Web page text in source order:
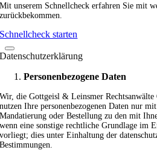
Mit unserem Schnellcheck erfahren Sie mit
zurückbekommen.
Schnellcheck starten
Datenschutzerklärung
Personenbezogene Daten
Wir, die Gottgeisl & Leinsmer Rechtsanwälte
nutzen Ihre personenbezogenen Daten nur
Mandatierung oder Bestellung zu den mit
wenn eine sonstige rechtliche Grundlage im
vorliegt; dies unter Einhaltung der
Bestimmungen.